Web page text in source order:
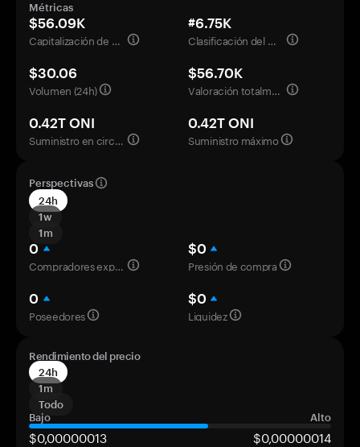
Métricas
$56.09K
Capitalización de mercado
#6.75K
Clasificación del mercado
$30.06
Volumen (24h)
$56.70K
Valoración totalmente diluida
0.42T ONI
Suministro en circulación
0.42T ONI
Suministro máximo
Perspectivas
24h
1w
1m
0
Compradores experimentados
$0
Presión de compra
0
Poseedores
$0
Liquidez
Rendimiento del precio
24h
1m
Todo
Bajo
Alto
$0,00000013 $0,00000014